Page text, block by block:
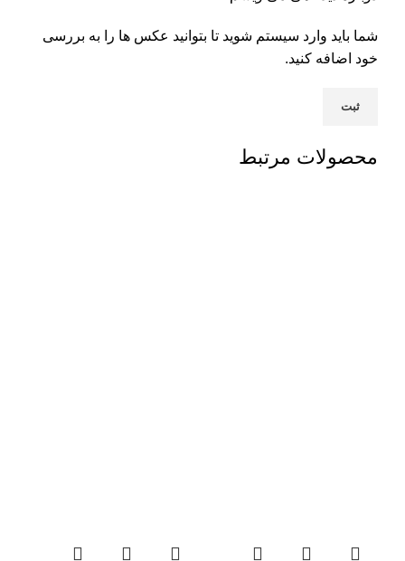
شما باید وارد سیستم شوید تا بتوانید عکس ها را به بررسی
خود اضافه کنید.
محصولات مرتبط